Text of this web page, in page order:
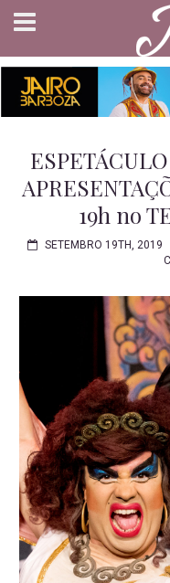
19h no
SETEMBRO 19TH, 2019